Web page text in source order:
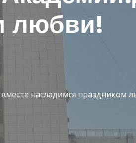
любви!
насладимся праздником